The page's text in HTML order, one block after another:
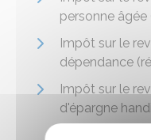
personne
Impôt sur le
dépendance
Impôt sur le
d'épargne